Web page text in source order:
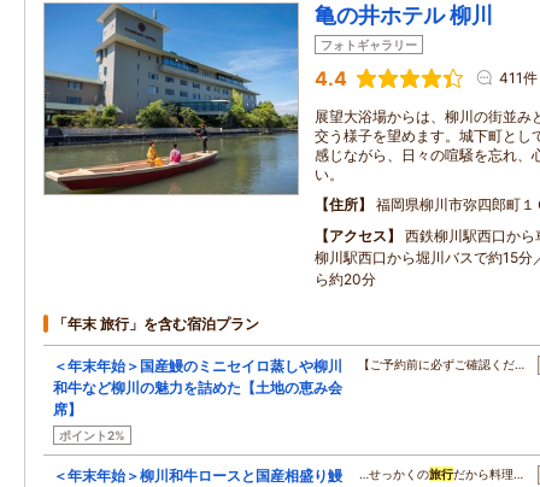
亀の井ホテル 柳川
フォトギャラリー
4.4 411件
展望大浴場からは、柳川の街並み
交う様子を望めます。城下町とし
感じながら、日々の喧騒を忘れ、
い。
住所
福岡県柳川市弥四郎町１
アクセス
西鉄柳川駅西口か
柳川駅西口から堀川バスで約15分
ら約20分
「年末 旅行」を含む宿泊プラン
＜年末年始＞国産鰻のミニセイロ蒸しや柳川
和牛など柳川の魅力を詰めた【土地の恵み会
席】
ポイント2%
【ご予約前に必ずご確認くだ…
＜年末年始＞柳川和牛ロースと国産相盛り鰻
…せっかくの旅行だから料理…